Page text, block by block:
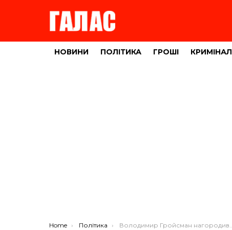
НОВИНИ ПОЛІТИКА ГРОШІ КРИМІНАЛ
You are here:
Home Політика Володимир Гройсман нагородив тракториста і комбайнера з Тернопільщини